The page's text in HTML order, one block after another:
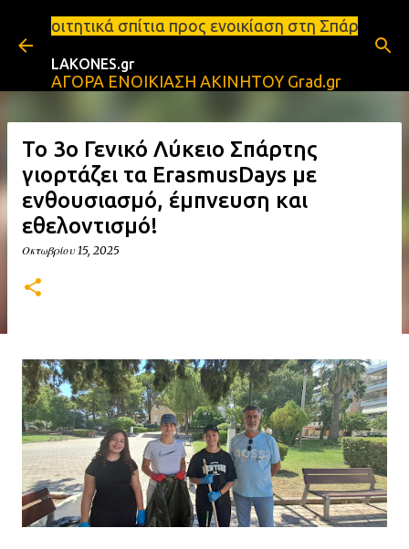
Μετάβαση στο κύριο περιεχόμενο
προς ενοικίαση στη Σπάρτη Ενοικιάσεις
LAKONES.gr
ΑΓΟΡΑ ΕΝΟΙΚΙΑΣΗ ΑΚΙΝΗΤΟΥ Grad.gr
Το 3ο Γενικό Λύκειο Σπάρτης
γιορτάζει τα ErasmusDays με
ενθουσιασμό, έμπνευση και
εθελοντισμό!
Οκτωβρίου 15, 2025